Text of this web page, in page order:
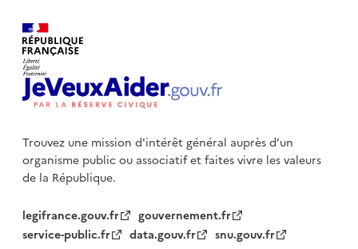
Trouvez une mission d'intérêt général auprès d’un
organisme publicou associatif et faites vivre les valeurs
de la République.
legifrance.gouv.fr
gouvernement.fr
service-public.fr
data.gouv.fr
snu.gouv.fr